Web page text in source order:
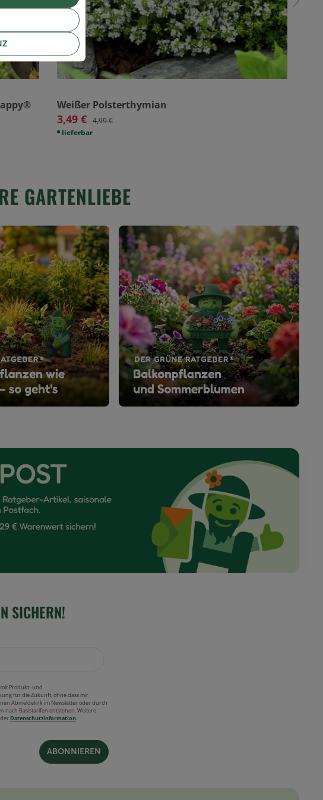
Weißer Polsterthymian
3,49 € 4,99 €
lieferbar
GARTENLIEBE
SICHERN!
Produkt- und
für die Zukunft, ohne dass mir
Abmeldelink im Newsletter oder durch
nach Basistarifen entstehen. Weitere
Datenschutzinformation.
ABONNIEREN